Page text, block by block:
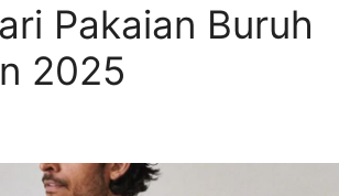
Pakaian Buruh
2025